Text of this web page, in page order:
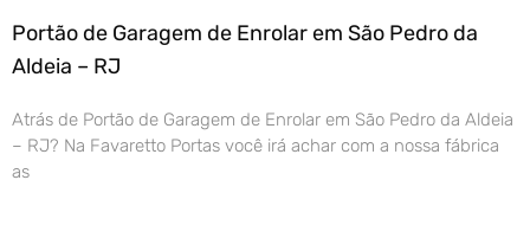
Portão de Garagem de Enrolar em São Pedro da
Aldeia – RJ
Atrás de Portão de Garagem de Enrolar em São Pedro da Aldeia
– RJ? Na Favaretto Portas você irá achar com a nossa fábrica
as